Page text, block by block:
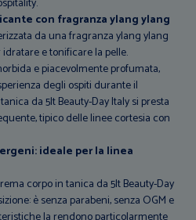
con fragranza ylang ylang
da una fragranza ylang ylang
e tonificare la pelle.
e piacevolmente profumata,
degli ospiti durante il
da 5lt Beauty-Day Italy si presta
tipico delle linee cortesia con
ideale per la linea
corpo in tanica da 5lt Beauty-Day
è senza parabeni, senza OGM e